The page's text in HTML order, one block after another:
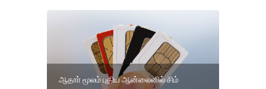
ஆதாா் மூலம் புதிய ஆன்லைனில் சிம்